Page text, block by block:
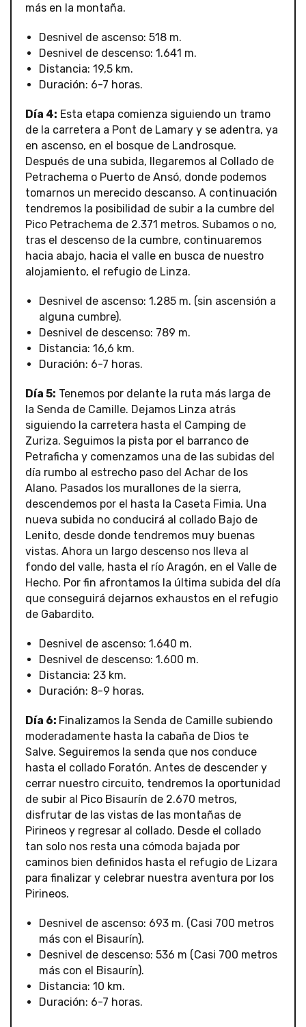
más en la montaña.
Desnivel de ascenso: 518 m.
Desnivel de descenso: 1.641 m.
Distancia: 19,5 km.
Duración: 6-7 horas.
Día 4: Esta etapa comienza siguiendo un tramo
de la carretera a Pont de Lamary y se adentra, ya
en ascenso, en el bosque de Landrosque.
Después de una subida, llegaremos al Collado de
Petrachema o Puerto de Ansó, donde podemos
tomarnos un merecido descanso. A continuación
tendremos la posibilidad de subir a la cumbre del
Pico Petrachema de 2.371 metros. Subamos o no,
tras el descenso de la cumbre, continuaremos
hacia abajo, hacia el valle en busca de nuestro
alojamiento, el refugio de Linza.
Desnivel de ascenso: 1.285 m. (sin ascensión a
alguna cumbre).
Desnivel de descenso: 789 m.
Distancia: 16,6 km.
Duración: 6-7 horas.
Día 5: Tenemos por delante la ruta más larga de
la Senda de Camille. Dejamos Linza atrás
siguiendo la carretera hasta el Camping de
Zuriza. Seguimos la pista por el barranco de
Petraficha y comenzamos una de las subidas del
día rumbo al estrecho paso del Achar de los
Alano. Pasados los murallones de la sierra,
descendemos por el hasta la Caseta Fimia. Una
nueva subida no conducirá al collado Bajo de
Lenito, desde donde tendremos muy buenas
vistas. Ahora un largo descenso nos lleva al
fondo del valle, hasta el río Aragón, en el Valle de
Hecho. Por fin afrontamos la última subida del día
que conseguirá dejarnos exhaustos en el refugio
de Gabardito.
Desnivel de ascenso: 1.640 m.
Desnivel de descenso: 1.600 m.
Distancia: 23 km.
Duración: 8-9 horas.
Día 6: Finalizamos la Senda de Camille subiendo
moderadamente hasta la cabaña de Dios te
Salve. Seguiremos la senda que nos conduce
hasta el collado Foratón. Antes de descender y
cerrar nuestro circuito, tendremos la oportunidad
de subir al Pico Bisaurín de 2.670 metros,
disfrutar de las vistas de las montañas de
Pirineos y regresar al collado. Desde el collado
tan solo nos resta una cómoda bajada por
caminos bien definidos hasta el refugio de Lizara
para finalizar y celebrar nuestra aventura por los
Pirineos.
Desnivel de ascenso: 693 m. (Casi 700 metros
más con el Bisaurín).
Desnivel de descenso: 536 m (Casi 700 metros
más con el Bisaurín).
Distancia: 10 km.
Duración: 6-7 horas.